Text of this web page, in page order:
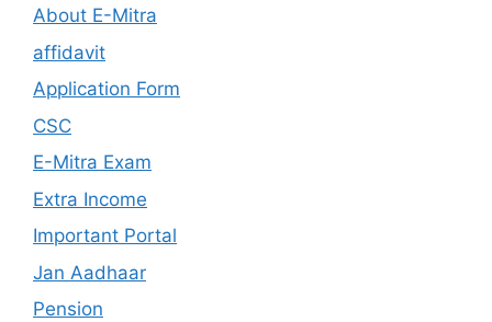
About E-Mitra
affidavit
Application Form
CSC
E-Mitra Exam
Extra Income
Important Portal
Jan Aadhaar
Pension